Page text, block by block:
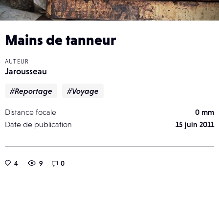
Mains de tanneur
AUTEUR
Jarousseau
#Reportage #Voyage
Distance focale
0 mm
Date de publication
15 juin 2011
4 9 0